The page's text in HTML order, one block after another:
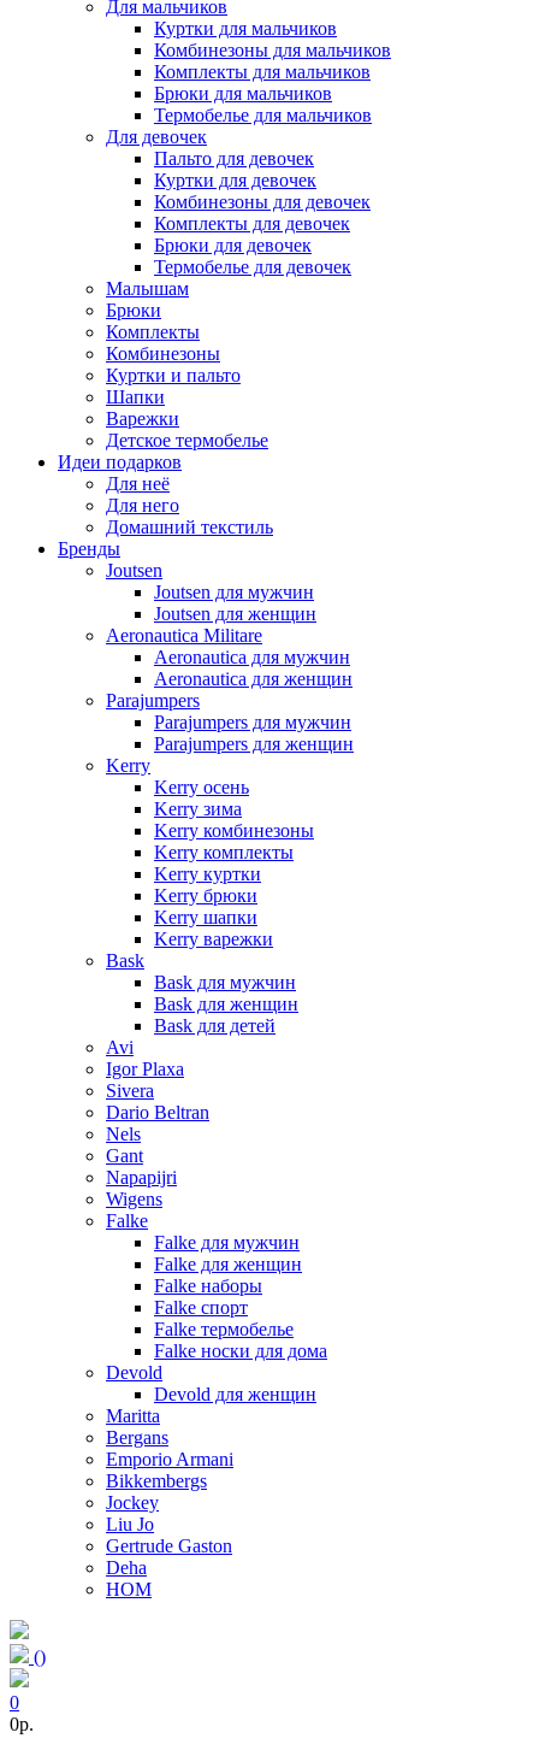
Для мальчиков
Куртки для мальчиков
Комбинезоны для мальчиков
Комплекты для мальчиков
Брюки для мальчиков
Термобелье для мальчиков
Для девочек
Пальто для девочек
Куртки для девочек
Комбинезоны для девочек
Комплекты для девочек
Брюки для девочек
Термобелье для девочек
Малышам
Брюки
Комплекты
Комбинезоны
Куртки и пальто
Шапки
Варежки
Детское термобелье
Идеи подарков
Для неё
Для него
Домашний текстиль
Бренды
Joutsen
Joutsen для мужчин
Joutsen для женщин
Aeronautica Militare
Aeronautica для мужчин
Aeronautica для женщин
Parajumpers
Parajumpers для мужчин
Parajumpers для женщин
Kerry
Kerry осень
Kerry зима
Kerry комбинезоны
Kerry комплекты
Kerry куртки
Kerry брюки
Kerry шапки
Kerry варежки
Bask
Bask для мужчин
Bask для женщин
Bask для детей
Avi
Igor Plaxa
Sivera
Dario Beltran
Nels
Gant
Napapijri
Wigens
Falke
Falke для мужчин
Falke для женщин
Falke наборы
Falke спорт
Falke термобелье
Falke носки для дома
Devold
Devold для женщин
Maritta
Bergans
Emporio Armani
Bikkembergs
Jockey
Liu Jo
Gertrude Gaston
Deha
HOM
()
0
0p.